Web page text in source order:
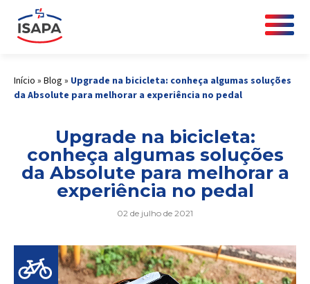
Início » Blog » Upgrade na bicicleta: conheça algumas soluções
da Absolute para melhorar a experiência no pedal
Upgrade na bicicleta:
conheça algumas soluções
da Absolute para melhorar a
experiência no pedal
02 de julho de 2021